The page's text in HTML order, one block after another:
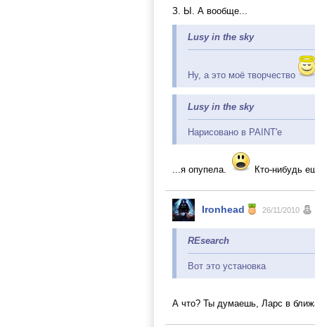
З. Ы. А вообще...
Lusy in the sky
Ну, а это моё творчество
Lusy in the sky
Нарисовано в PAINT'е
...я опупела. Кто-нибудь
Ironhead 26/11/2010
REsearch
Вот это установка
А что? Ты думаешь, Ларс в